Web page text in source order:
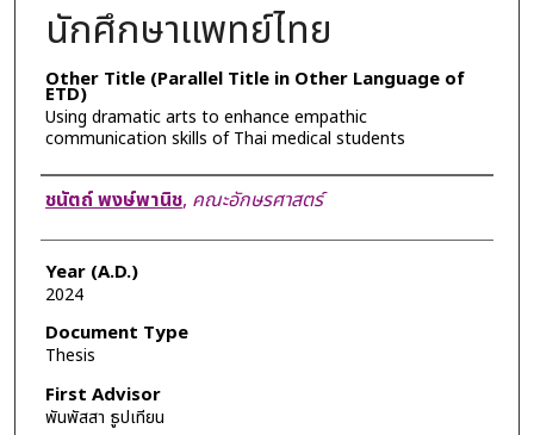
นักศึกษาแพทย์ไทย
Other Title (Parallel Title in Other Language of
ETD)
Using dramatic arts to enhance empathic
communication skills of Thai medical students
Author
ชนัตถ์ พงษ์พานิช, คณะอักษรศาสตร์
Year (A.D.)
2024
Document Type
Thesis
First Advisor
พันพัสสา ธูปเทียน